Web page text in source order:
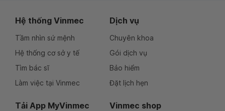
Hệ thống Vinmec
Tầm nhìn sứ mệnh
Hệ thống cơ sở y tế
Tìm bác sĩ
Làm việc tại Vinmec
Dịch vụ
Chuyên khoa
Gói dịch vụ
Bảo hiểm
Đặt lịch hẹn
Tải App MyVinmec Vinmec shop